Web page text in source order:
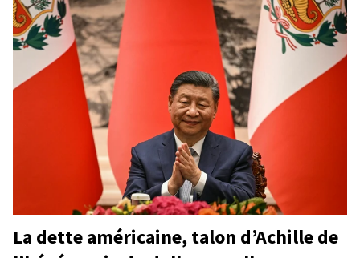
La dette américaine, talon d’Achille de